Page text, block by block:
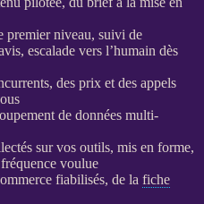
premier niveau, suivi de
escalade vers l’humain dès
des prix et des appels
de donnéesmulti-
sur vos outils, mis en forme,
voulue
fiabilisés, de la fiche